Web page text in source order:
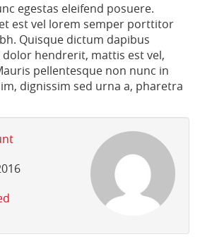
egestas eleifend posuere.
est vel lorem semper porttitor
Quisque dictum dapibus
hendrerit, mattis est vel,
pellentesque non nunc in
dignissim sed urna a, pharetra
hello-